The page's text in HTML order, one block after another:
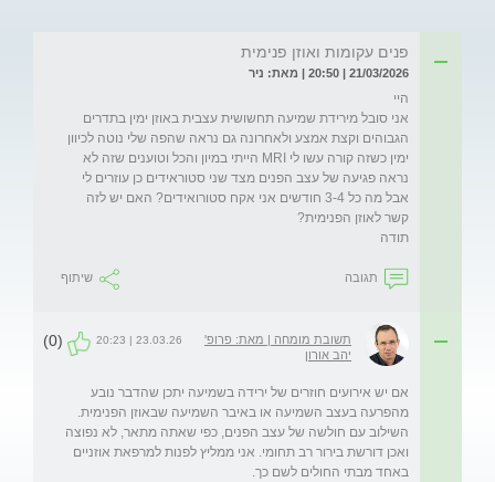
פנים עקומות ואוזן פנימית
21/03/2026 | 20:50 | מאת: ניר
אני סובל מירידת שמיעה תחשושית עצבית באוזן ימין בתדרים
הגבוהים וקצת אמצע ולאחרונה גם נראה שהפה שלי נוטה לכיוון
ימין כשזה קורה עשו לי MRI הייתי במיון והכל וטוענים שזה לא
נראה פגיעה של עצב הפנים מצד שני סטוראידים כן עוזרים לי
אבל מה כל 3-4 חודשים אני אקח סטורואידים? האם יש לזה
תודה
תגובה שיתוף
תשובת מומחה | מאת: פרופ'
יהב אורון
23.03.26 | 20:23
(0)
אם יש אירועים חוזרים של ירידה בשמיעה יתכן שהדבר נובע
מהפרעה בעצב השמיעה או באיבר השמיעה שבאוזן הפנימית.
השילוב עם חולשה של עצב הפנים, כפי שאתה מתאר, לא נפוצה
ואכן דורשת בירור רב תחומי. אני ממליץ לפנות למרפאת אוזניים
באחד מבתי החולים לשם כך.